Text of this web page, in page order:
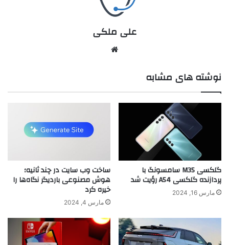
علی ملکی
نوشته های مشابه
گلکسی M35 سامسونگ با
پردازنده گلکسی A54 رؤیت شد
مارس 16, 2024
ساخت وب سایت در چند ثانیه؛
هوش مصنوعی باردیگر نگاه‌ها را
خیره کرد
مارس 4, 2024